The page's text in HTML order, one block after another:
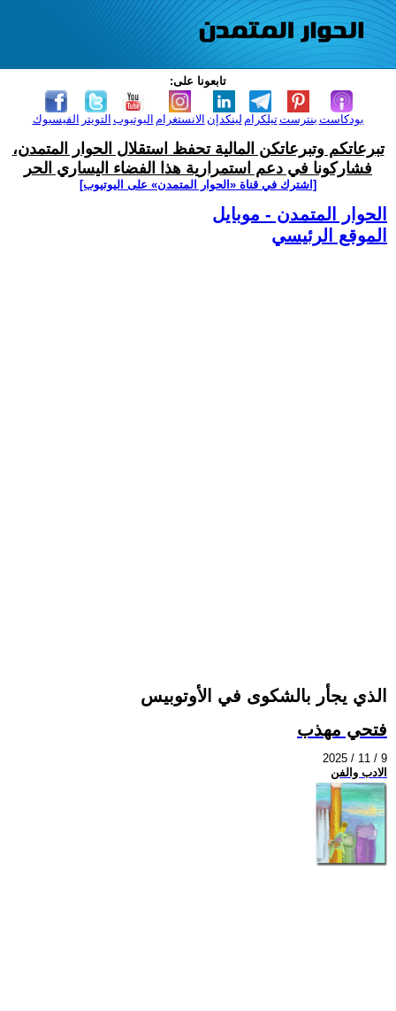
تابعونا على:
الفيسبوك التويتر اليوتيوب الانستغرام لينكدإن تيلكرامبنترست بودكاست
تبرعاتكم وتبرعاتكن المالية تحفظ استقلال الحوار المتمدن،
فشاركونا في دعم استمرارية هذا الفضاء اليساري الحر
[اشترك في قناة ‫«الحوار المتمدن» على اليوتيوب]
الحوار المتمدن - موبايل
الموقع الرئيسي
الذي يجأر بالشكوى في الأوتوبيس
فتحي مهذب
2025 / 11 / 9
الادب والفن